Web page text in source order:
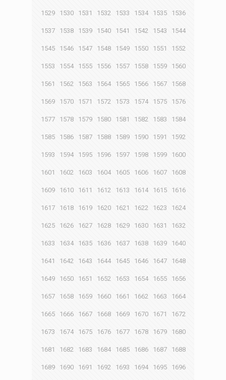
1529 1530 1531 1532 1533 1534 1535 1536
1537 1538 1539 1540 1541 1542 1543 1544
1545 1546 1547 1548 1549 1550 1551 1552
1553 1554 1555 1556 1557 1558 1559 1560
1561 1562 1563 1564 1565 1566 1567 1568
1569 1570 1571 1572 1573 1574 1575 1576
1577 1578 1579 1580 1581 1582 1583 1584
1585 1586 1587 1588 1589 1590 1591 1592
1593 1594 1595 1596 1597 1598 1599 1600
1601 1602 1603 1604 1605 1606 1607 1608
1609 1610 1611 1612 1613 1614 1615 1616
1617 1618 1619 1620 1621 1622 1623 1624
1625 1626 1627 1628 1629 1630 1631 1632
1633 1634 1635 1636 1637 1638 1639 1640
1641 1642 1643 1644 1645 1646 1647 1648
1649 1650 1651 1652 1653 1654 1655 1656
1657 1658 1659 1660 1661 1662 1663 1664
1665 1666 1667 1668 1669 1670 1671 1672
1673 1674 1675 1676 1677 1678 1679 1680
1681 1682 1683 1684 1685 1686 1687 1688
1689 1690 1691 1692 1693 1694 1695 1696